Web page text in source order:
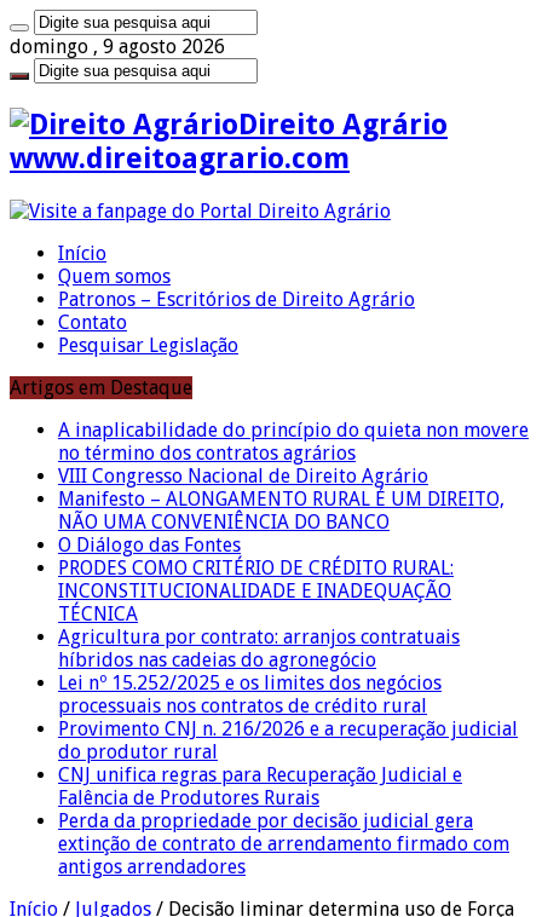
domingo , 9 agosto 2026
Direito Agrário
www.direitoagrario.com
Início
Quem somos
Patronos – Escritórios de Direito Agrário
Contato
Pesquisar Legislação
Artigos em Destaque
A inaplicabilidade do princípio do quieta non movere
no término dos contratos agrários
VIII Congresso Nacional de Direito Agrário
Manifesto – ALONGAMENTO RURAL É UM DIREITO,
NÃO UMA CONVENIÊNCIA DO BANCO
O Diálogo das Fontes
PRODES COMO CRITÉRIO DE CRÉDITO RURAL:
INCONSTITUCIONALIDADE E INADEQUAÇÃO
TÉCNICA
Agricultura por contrato: arranjos contratuais
híbridos nas cadeias do agronegócio
Lei nº 15.252/2025 e os limites dos negócios
processuais nos contratos de crédito rural
Provimento CNJ n. 216/2026 e a recuperação judicial
do produtor rural
CNJ unifica regras para Recuperação Judicial e
Falência de Produtores Rurais
Perda da propriedade por decisão judicial gera
extinção de contrato de arrendamento firmado com
antigos arrendadores
Início / Julgados / Decisão liminar determina uso de Força